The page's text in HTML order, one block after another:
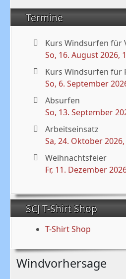
Termine
Kurs Windsurfen für
So, 16. August 2026,
Kurs Windsurfen für
So, 6. September
Absurfen
So, 13. September
Arbeitseinsatz
Sa, 24. Oktober 2026
Weihnachtsfeier
Fr, 11. Dezember
SCJ T-Shirt Shop
T-Shirt Shop
Windvorhersage